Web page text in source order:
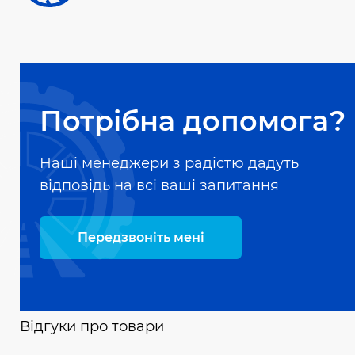
Потрібна допомога?
Наші менеджери з радістю дадуть
відповідь на всі ваші запитання
Передзвоніть мені
Відгуки про товари